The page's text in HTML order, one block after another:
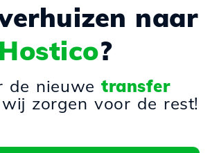
naar
Hostico?
de nieuwetransfer
zorgen voor de rest!